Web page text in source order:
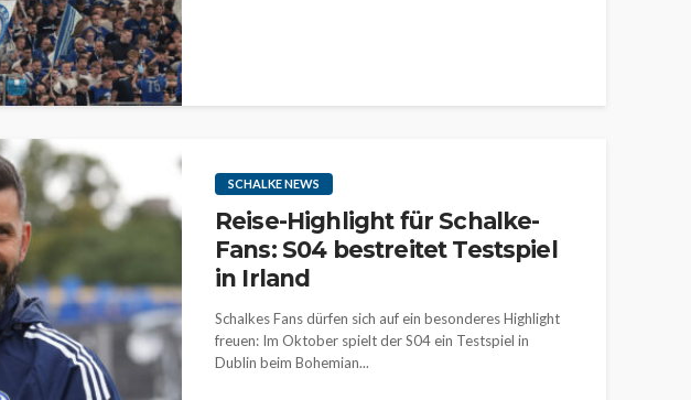
SCHALKE NEWS
Reise-Highlight für Schalke-
Fans: S04 bestreitet Testspiel
in Irland
Schalkes Fans dürfen sich auf ein besonderes Highlight
freuen: Im Oktober spielt der S04 ein Testspiel in
Dublin beim Bohemian...